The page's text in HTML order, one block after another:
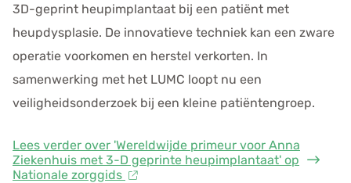
3D-geprint heupimplantaat bij een patiënt met
heupdysplasie. De innovatieve techniek kan een zware
operatie voorkomen en herstel verkorten. In
samenwerking met het LUMC loopt nu een
veiligheidsonderzoek bij een kleine patiëntengroep.
Lees verder over 'Wereldwijde primeur voor Anna
Ziekenhuis met 3-D geprinte heupimplantaat' op
Nationale zorggids